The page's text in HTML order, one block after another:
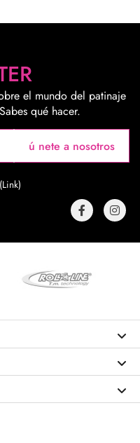
el mundo del patinaje
qué hacer.
ú nete a nosotros
Link)